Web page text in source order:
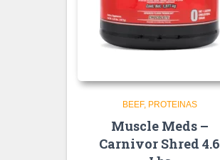
BEEF PROTEINAS
Muscle Meds –
Carnivor Shred 4.6